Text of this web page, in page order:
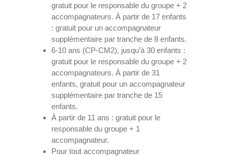
gratuit pour le responsable du groupe + 2
accompagnateurs. À partir de 17 enfants
: gratuit pour un accompagnateur
supplémentaire par tranche de 8 enfants.
6-10 ans (CP-CM2), jusqu’à 30 enfants :
gratuit pour le responsable du groupe + 2
accompagnateurs. À partir de 31
enfants, gratuit pour un accompagnateur
supplémentaire par tranche de 15
enfants.
À partir de 11 ans : gratuit pour le
responsable du groupe + 1
accompagnateur.
Pour tout accompagnateur